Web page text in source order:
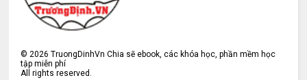
©2026 TruongDinhVn Chia sẽ ebook, các khóa học, phần mềm học
tập miễn phí
All rights reserved.